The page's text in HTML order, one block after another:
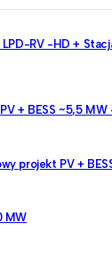
RV -HD +
+ BESS ~5,5
projekt PV +
MW